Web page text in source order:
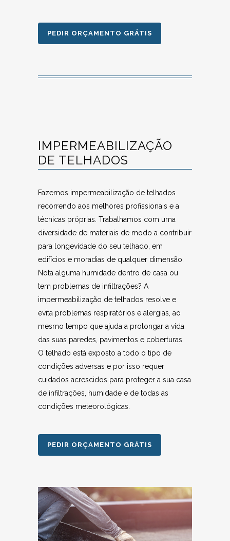
PEDIR ORÇAMENTO GRÁTIS
IMPERMEABILIZAÇÃO
DE TELHADOS
Fazemos impermeabilização de telhados
recorrendo aos melhores profissionais e a
técnicas próprias. Trabalhamos com uma
diversidade de materiais de modo a contribuir
para longevidade do seu telhado, em
edifícios e moradias de qualquer dimensão.
Nota alguma humidade dentro de casa ou
tem problemas de infiltrações? A
impermeabilização de telhados resolve e
evita problemas respiratórios e alergias, ao
mesmo tempo que ajuda a prolongar a vida
das suas paredes, pavimentos e coberturas.
O telhado está exposto a todo o tipo de
condições adversas e por isso requer
cuidados acrescidos para proteger a sua casa
de infiltrações, humidade e de todas as
condições meteorológicas.
PEDIR ORÇAMENTO GRÁTIS